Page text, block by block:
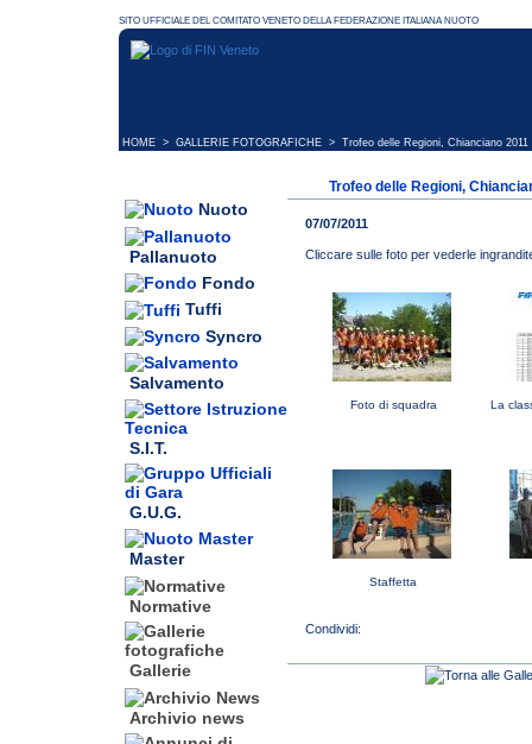
HOME > GALLERIE FOTOGRAFICHE > Trofeo delle Regioni, Chianciano 2011
Nuoto
Pallanuoto
Fondo
Tuffi
Syncro
Salvamento
S.I.T.
G.U.G.
Master
Normative
Gallerie
Archivio news
Trofeo delle Regioni,
07/07/2011
Cliccare sulle foto per vederle
Foto di squadra La
Staffetta